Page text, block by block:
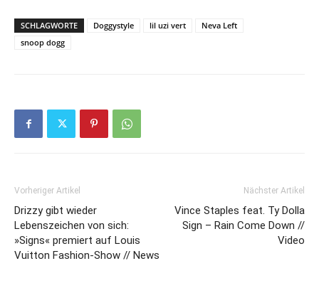
SCHLAGWORTE Doggystyle lil uzi vert
Neva Left
snoop dogg
Vorheriger Artikel
Drizzy gibt wieder
Lebenszeichen von sich:
»Signs« premiert auf Louis
Vuitton Fashion-Show // News
Nächster Artikel
Vince Staples feat. Ty Dolla
Sign – Rain Come Down //
Video